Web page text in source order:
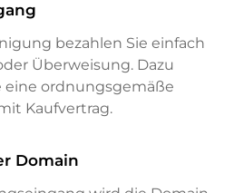
bezahlen Sie einfach
Überweisung. Dazu
eine ordnungsgemäße
Kaufvertrag.
Domain